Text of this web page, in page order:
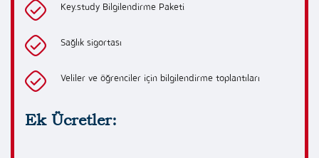
Key.study Bilgilendirme Paketi
Sağlık sigortası
Veliler ve öğrenciler için bilgilendirme toplantıları
Ek Ücretler: